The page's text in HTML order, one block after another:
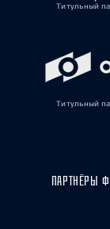
Титульный
Титульный
ПАРТНЁРЫ